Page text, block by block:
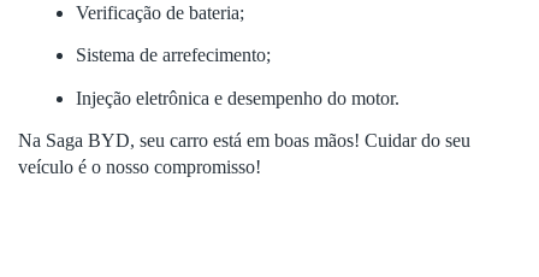
Verificação de bateria;
Sistema de arrefecimento;
Injeção eletrônica e desempenho do motor.
Na Saga BYD, seu carro está em boas mãos! Cuidar do seu
veículo é o nosso compromisso!